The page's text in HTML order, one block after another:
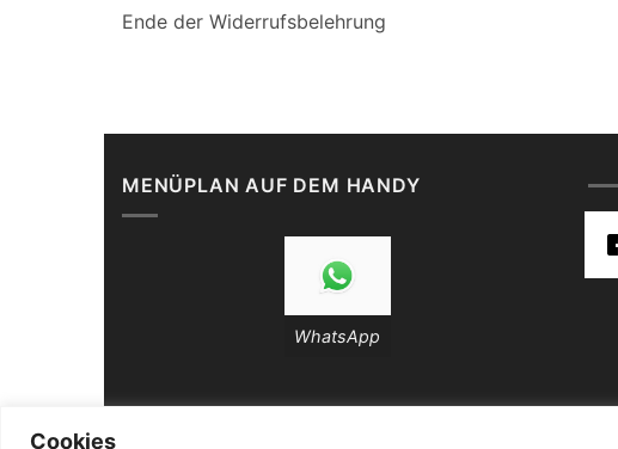
Cookies
Ende der Widerrufsbelehrung
MENÜPLAN AUF DEM HANDY
WhatsApp